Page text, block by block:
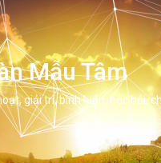
Mẫu Tâm
giải trí, bình luân, học hỏi,